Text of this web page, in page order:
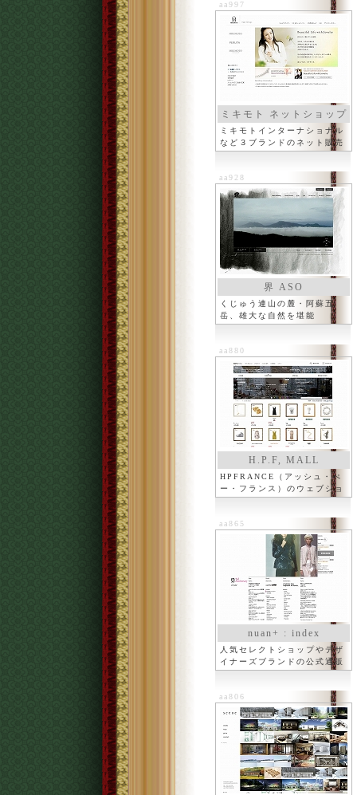
aa997
ミキモト ネットショップ
ミキモトインターナショナル
など３ブランドのネット販売
aa928
界 ASO
くじゅう連山の麓・阿蘇五
岳、雄大な自然を堪能
aa880
H.P.F, MALL
HPFRANCE（アッシュ・ぺ
ー・フランス）のウェブショ
ップ
aa865
nuan+ : index
人気セレクトショップやデザ
イナーズブランドの公式通販
aa806